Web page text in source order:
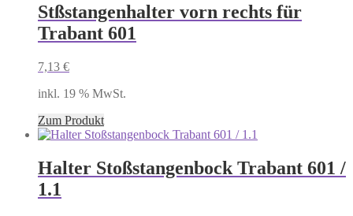
Stßstangenhalter vorn rechts für
Trabant 601
7,13 €
inkl. 19 % MwSt.
Zum Produkt
Halter Stoßstangenbock Trabant 601 /
1.1